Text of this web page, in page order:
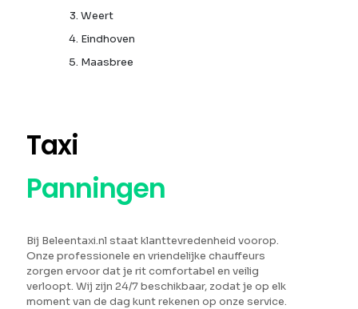
Weert
Eindhoven
Maasbree
Taxi
Panningen
Bij Beleentaxi.nl staat klanttevredenheid voorop.
Onze professionele en vriendelijke chauffeurs
zorgen ervoor dat je rit comfortabel en veilig
verloopt. Wij zijn 24/7 beschikbaar, zodat je op elk
moment van de dag kunt rekenen op onze service.